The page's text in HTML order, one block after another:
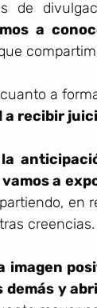
de
a
a
a recibir
a
en
creencias.
imagen
demás y